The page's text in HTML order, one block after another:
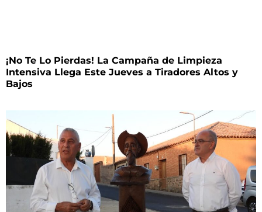
¡No Te Lo Pierdas! La Campaña de Limpieza
Intensiva Llega Este Jueves a Tiradores Altos y
Bajos